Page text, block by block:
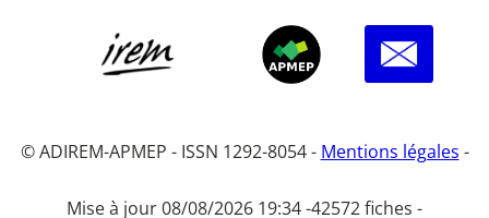
© ADIREM-APMEP - ISSN 1292-8054 - Mentions légales -
Mise à jour 08/08/2026 19:34 -42572 fiches -